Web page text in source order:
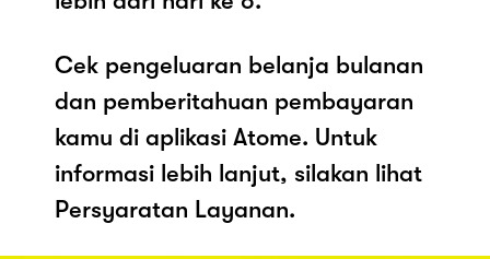
Cek pengeluaran belanja bulanan
dan pemberitahuan pembayaran
kamu di aplikasi Atome. Untuk
informasi lebih lanjut, silakan lihat
Persyaratan Layanan.